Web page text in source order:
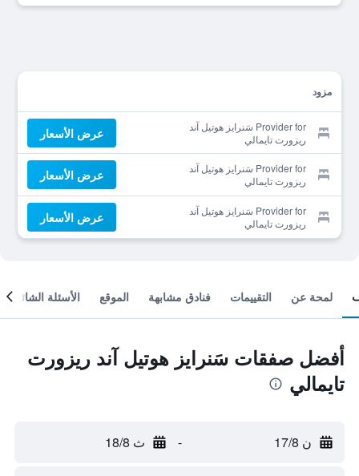
مزود
Provider for سَنرايز هوتيل آند
ريزورت تايمالي
عرض الأسعار
Provider for سَنرايز هوتيل آند
ريزورت تايمالي
عرض الأسعار
Provider for سَنرايز هوتيل آند
ريزورت تايمالي
عرض الأسعار
لمحة عن التقييمات فنادق مشابهة الموقع الأسئلة الشائعة
أفضل صفقات سَنرايز هوتيل آند ريزورت
تايمالي
ن 17/8 - ث 18/8